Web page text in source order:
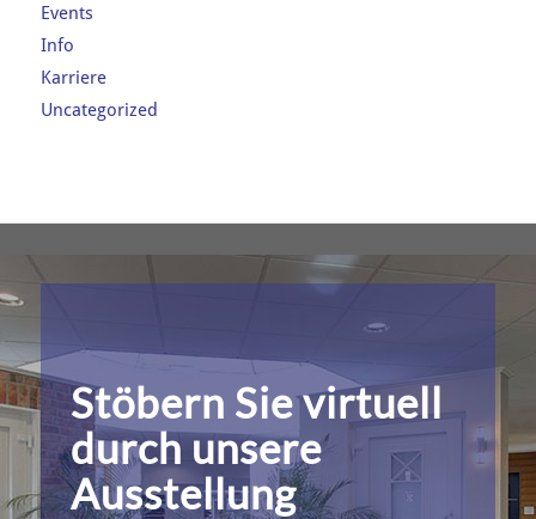
Events
Info
Karriere
Uncategorized
Stöbern Sie virtuell
durch unsere
Ausstellung